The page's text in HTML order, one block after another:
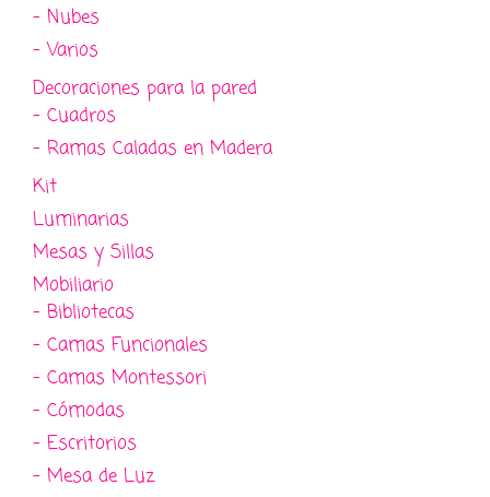
- Nubes
- Varios
Decoraciones para la pared
- Cuadros
- Ramas Caladas en Madera
Kit
Luminarias
Mesas y Sillas
Mobiliario
- Bibliotecas
- Camas Funcionales
- Camas Montessori
- Cómodas
- Escritorios
- Mesa de Luz